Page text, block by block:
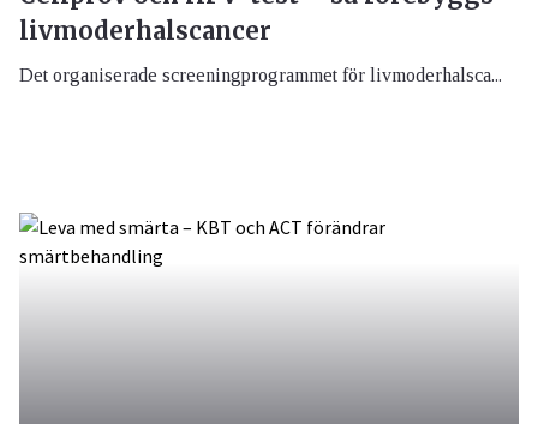
livmoderhalscancer
Det organiserade screeningprogrammet för livmoderhalsca...